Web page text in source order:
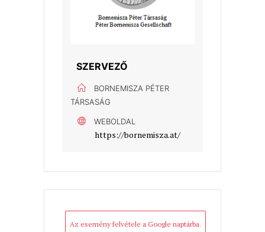
SZERVEZŐ
BORNEMISZA PÉTER
TÁRSASÁG
WEBOLDAL
https://bornemisza.at/
Az esemény felvétele a Google naptárba.